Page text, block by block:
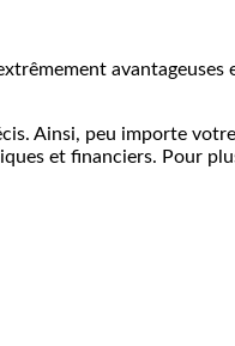
Ainsi, peu importe
et financiers. Pour